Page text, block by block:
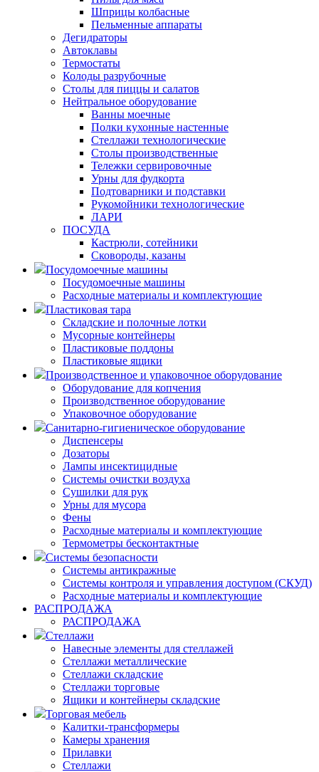
Шприцы колбасные
Пельменные аппараты
Дегидраторы
Автоклавы
Термостаты
Колоды разрубочные
Столы для пиццы и салатов
Нейтральное оборудование
Ванны моечные
Полки кухонные настенные
Стеллажи технологические
Столы производственные
Тележки сервировочные
Урны для фудкорта
Подтоварники и подставки
Рукомойники технологические
ЛАРИ
ПОСУДА
Кастрюли, сотейники
Сковороды, казаны
Посудомоечные машины
Посудомоечные машины
Расходные материалы и комплектующие
Пластиковая тара
Складские и полочные лотки
Мусорные контейнеры
Пластиковые поддоны
Пластиковые ящики
Производственное и упаковочное оборудование
Оборудование для копчения
Производственное оборудование
Упаковочное оборудование
Санитарно-гигиеническое оборудование
Диспенсеры
Дозаторы
Лампы инсектицидные
Системы очистки воздуха
Сушилки для рук
Урны для мусора
Фены
Расходные материалы и комплектующие
Термометры бесконтактные
Системы безопасности
Системы антикражные
Системы контроля и управления доступом (СКУД)
Расходные материалы и комплектующие
РАСПРОДАЖА
РАСПРОДАЖА
Стеллажи
Навесные элементы для стеллажей
Стеллажи металлические
Стеллажи складские
Стеллажи торговые
Ящики и контейнеры складские
Торговая мебель
Калитки-трансформеры
Камеры хранения
Прилавки
Стеллажи